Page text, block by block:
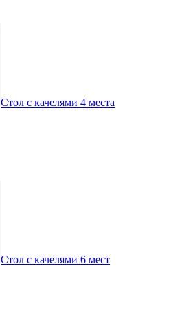
Стол с качелями 4 места
Стол с качелями 6 мест